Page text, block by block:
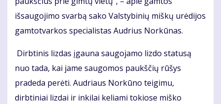
išsaugojimo svarbą sako Valstybinių miškų urėdijos
gamtotvarkos specialistas Audrius Norkūnas.
Dirbtinis lizdas įgauna saugojamo lizdo statusą
nuo tada, kai jame saugomos paukščių rūšys
pradeda perėti. Audriaus Norkūno teigimu,
dirbtiniai lizdai ir inkilai keliami tokiose miško